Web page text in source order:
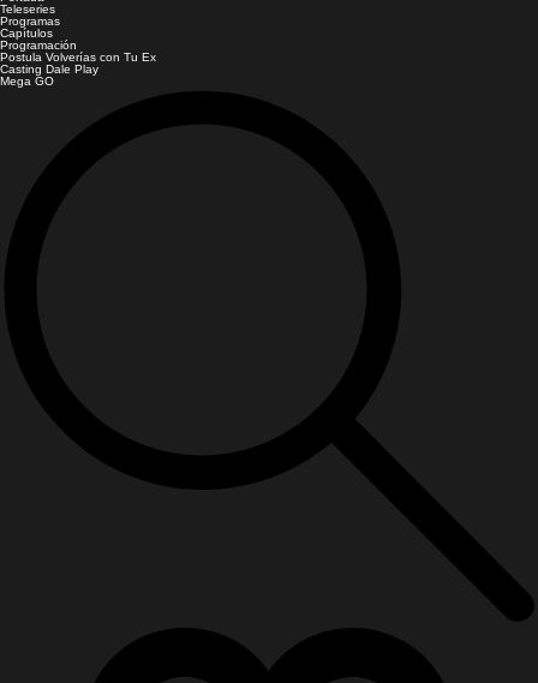
Teleseries
Programas
Capítulos
Programación
Postula Volverías con Tu Ex
Casting Dale Play
Mega GO